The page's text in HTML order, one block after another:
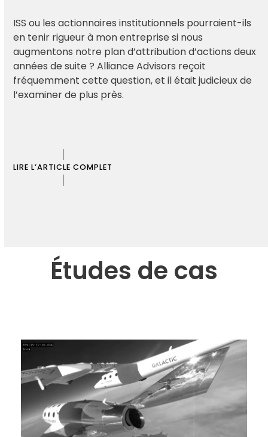
ISS ou les actionnaires institutionnels pourraient-ils
en tenir rigueur à mon entreprise si nous
augmentons notre plan d’attribution d’actions deux
années de suite ? Alliance Advisors reçoit
fréquemment cette question, et il était judicieux de
l’examiner de plus près.
LIRE L’ARTICLE COMPLET
Études de cas